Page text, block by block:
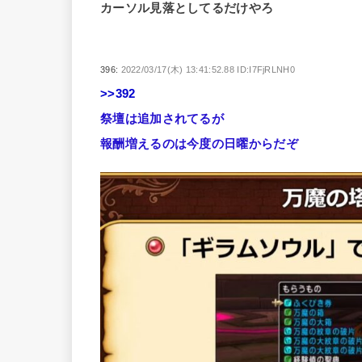
カーソル見落としてるだけやろ
396: 2022/03/17(木) 13:41:52.88 ID:I7FjRLNH0
>>392
祭壇は追加されてるが
報酬増えるのは今度の日曜からだぞ